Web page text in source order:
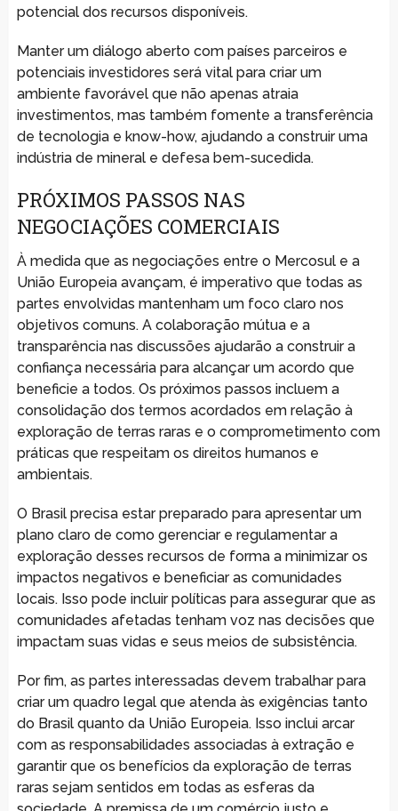
potencial dos recursos disponíveis.
Manter um diálogo aberto com países parceiros e
potenciais investidores será vital para criar um
ambiente favorável que não apenas atraia
investimentos, mas também fomente a transferência
de tecnologia e know-how, ajudando a construir uma
indústria de mineral e defesa bem-sucedida.
PRÓXIMOS PASSOS NAS
NEGOCIAÇÕES COMERCIAIS
À medida que as negociações entre o Mercosul e a
União Europeia avançam, é imperativo que todas as
partes envolvidas mantenham um foco claro nos
objetivos comuns. A colaboração mútua e a
transparência nas discussões ajudarão a construir a
confiança necessária para alcançar um acordo que
beneficie a todos. Os próximos passos incluem a
consolidação dos termos acordados em relação à
exploração de terras raras e o comprometimento com
práticas que respeitam os direitos humanos e
ambientais.
O Brasil precisa estar preparado para apresentar um
plano claro de como gerenciar e regulamentar a
exploração desses recursos de forma a minimizar os
impactos negativos e beneficiar as comunidades
locais. Isso pode incluir políticas para assegurar que as
comunidades afetadas tenham voz nas decisões que
impactam suas vidas e seus meios de subsistência.
Por fim, as partes interessadas devem trabalhar para
criar um quadro legal que atenda às exigências tanto
do Brasil quanto da União Europeia. Isso inclui arcar
com as responsabilidades associadas à extração e
garantir que os benefícios da exploração de terras
raras sejam sentidos em todas as esferas da